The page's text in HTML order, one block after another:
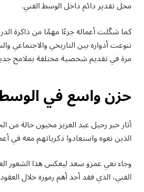
محل تقدير دائم داخل الوسط الفني.
كما شكّلت أعماله جزءًا مهمًا من ذاكرة
تنوعت أدواره بين التاريخي والاجتماعي
مرة في تقديم شخصية مختلفة بملامح
حزن واسع في
أثار خبر رحيل عبد العزيز مخيون حالة من
الذين نعوه واستعادوا ذكرياتهم معه في
وجاء نعي عمرو سعد ليعكس هذا الشعور
الفني، الذي فقد أحد أهم رموزه خلال